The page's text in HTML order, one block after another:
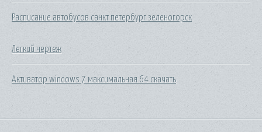
Расписание автобусов санкт петербург зеленогорск
Легкий чертеж
Активатор windows 7 максимальная 64 скачать